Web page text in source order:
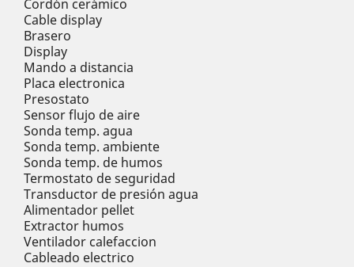
Cordón cerámico
Cable display
Brasero
Display
Mando a distancia
Placa electronica
Presostato
Sensor flujo de aire
Sonda temp. agua
Sonda temp. ambiente
Sonda temp. de humos
Termostato de seguridad
Transductor de presión agua
Alimentador pellet
Extractor humos
Ventilador calefaccion
Cableado electrico